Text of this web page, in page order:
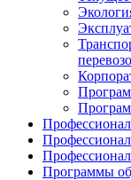
Программы